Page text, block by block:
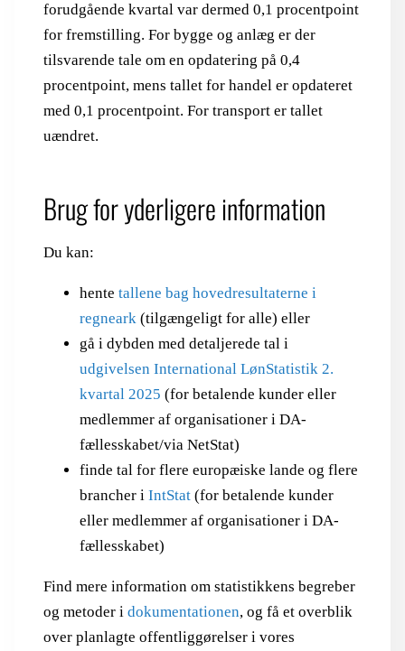
forudgående kvartal var dermed 0,1 procentpoint
for fremstilling. For bygge og anlæg er der
tilsvarende tale om en opdatering på 0,4
procentpoint, mens tallet for handel er opdateret
med 0,1 procentpoint. For transport er tallet
uændret.
Brug for yderligere information
Du kan:
hente tallene bag hovedresultaterne i
regneark (tilgængeligt for alle) eller
gå i dybden med detaljerede tal i
udgivelsen International LønStatistik 2.
kvartal 2025 (for betalende kunder eller
medlemmer af organisationer i DA-
fællesskabet/via NetStat)
finde tal for flere europæiske lande og flere
brancher i IntStat (for betalende kunder
eller medlemmer af organisationer i DA-
fællesskabet)
Find mere information om statistikkens begreber
og metoder i dokumentationen, og få et overblik
over planlagte offentliggørelser i vores